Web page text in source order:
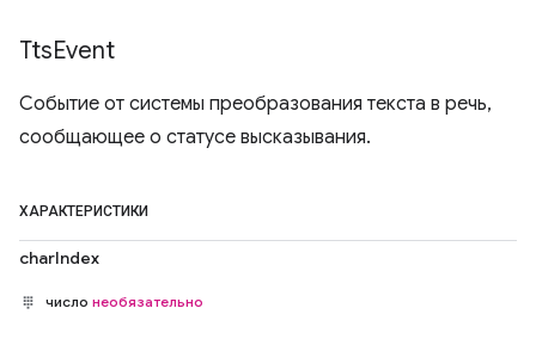
TtsEvent
Событие от системы преобразования текста в речь,
сообщающее о статусе высказывания.
ХАРАКТЕРИСТИКИ
charIndex
число необязательно